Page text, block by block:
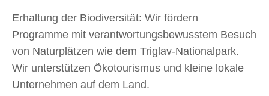
Erhaltung der Biodiversität: Wir fördern
Programme mit verantwortungsbewusstem Besuch
von Naturplätzen wie dem Triglav-Nationalpark.
Wir unterstützen Ökotourismus und kleine lokale
Unternehmen auf dem Land.